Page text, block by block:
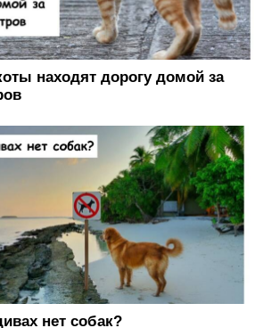
находят дорогу домой за
нет собак?